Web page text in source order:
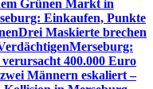
Grünen Markt in
Einkaufen, Punkte
Drei Maskierte brechen
Merseburg:
400.000 Euro
Männern eskaliert –